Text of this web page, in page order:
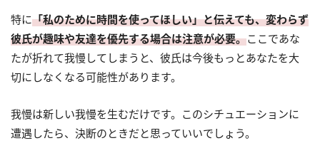
特に「私のために時間を使ってほしい」と伝えても、変わらず
彼氏が趣味や友達を優先する場合は注意が必要。ここであな
たが折れて我慢してしまうと、彼氏は今後もっとあなたを大
切にしなくなる可能性があります。
我慢は新しい我慢を生むだけです。このシチュエーションに
遭遇したら、決断のときだと思っていいでしょう。